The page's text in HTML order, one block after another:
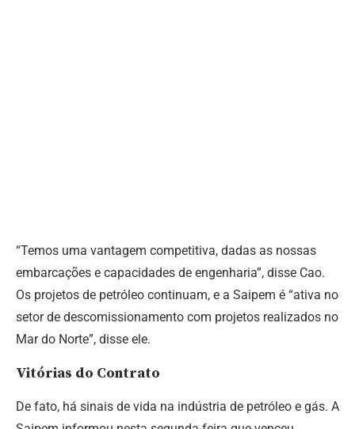
“Temos uma vantagem competitiva, dadas as nossas
embarcações e capacidades de engenharia”, disse Cao.
Os projetos de petróleo continuam, e a Saipem é “ativa no
setor de descomissionamento com projetos realizados no
Mar do Norte”, disse ele.
Vitórias do Contrato
De fato, há sinais de vida na indústria de petróleo e gás. A